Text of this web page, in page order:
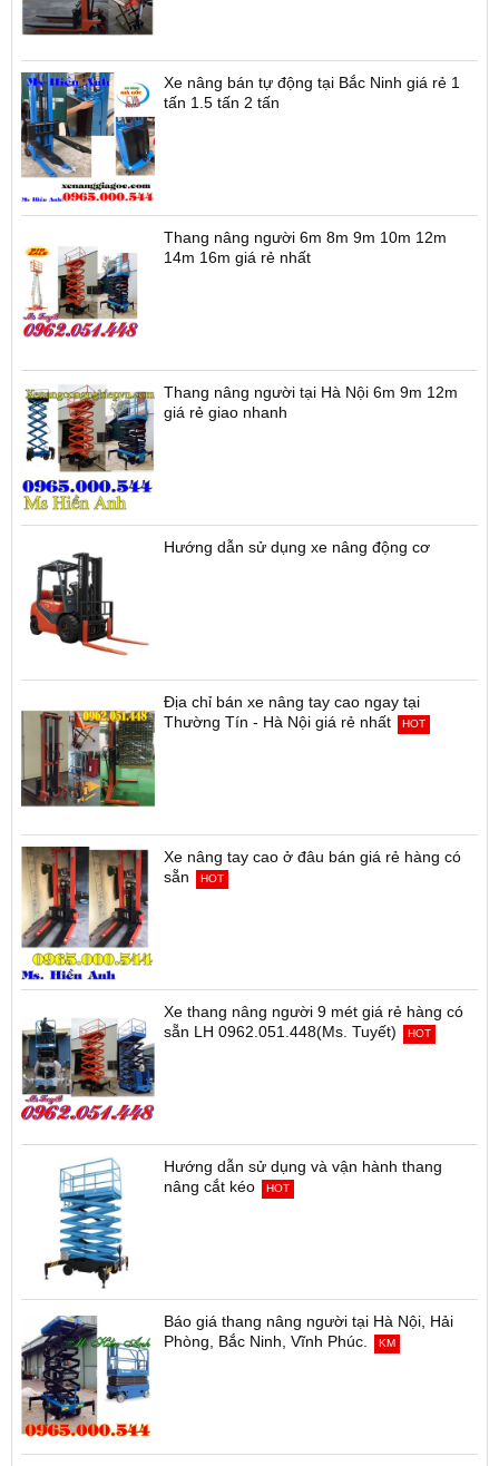
Xe nâng bán tự động tại Bắc Ninh giá rẻ 1
tấn 1.5 tấn 2 tấn
Thang nâng người 6m 8m 9m 10m 12m
14m 16m giá rẻ nhất
Thang nâng người tại Hà Nội 6m 9m 12m
giá rẻ giao nhanh
Hướng dẫn sử dụng xe nâng động cơ
Địa chỉ bán xe nâng tay cao ngay tại
Thường Tín - Hà Nội giá rẻ nhất
HOT
Xe nâng tay cao ở đâu bán giá rẻ hàng có
sẵn
HOT
Xe thang nâng người 9 mét giá rẻ hàng có
sẵn LH 0962.051.448(Ms. Tuyết)
HOT
Hướng dẫn sử dụng và vận hành thang
nâng cắt kéo
HOT
Báo giá thang nâng người tại Hà Nội, Hải
Phòng, Bắc Ninh, Vĩnh Phúc.
KM